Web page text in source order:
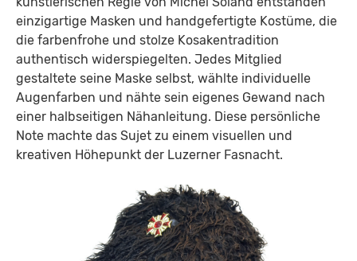
einzigartige Masken und handgefertigte Kostüme, die
die farbenfrohe und stolze Kosakentradition
authentisch widerspiegelten. Jedes Mitglied
gestaltete seine Maske selbst, wählte individuelle
Augenfarben und nähte sein eigenes Gewand nach
einer halbseitigen Nähanleitung. Diese persönliche
Note machte das Sujet zu einem visuellen und
kreativen Höhepunkt der Luzerner Fasnacht.